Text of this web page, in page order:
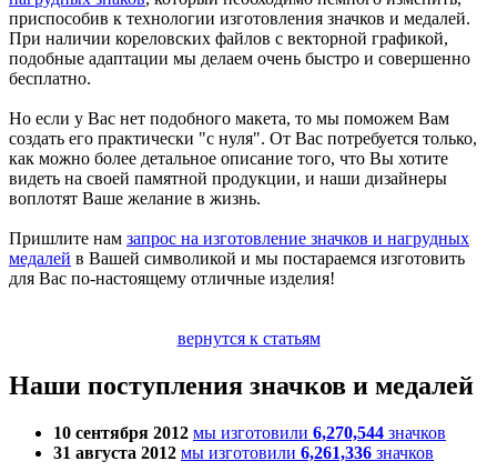
приспособив к технологии изготовления значков и медалей.
При наличии кореловских файлов с векторной графикой,
подобные адаптации мы делаем очень быстро и совершенно
бесплатно.
Но если у Вас нет подобного макета, то мы поможем Вам
создать его практически "с нуля". От Вас потребуется только,
как можно более детальное описание того, что Вы хотите
видеть на своей памятной продукции, и наши дизайнеры
воплотят Ваше желание в жизнь.
Пришлите нам запрос на изготовление значков и нагрудных
медалей в Вашей символикой и мы постараемся изготовить
для Вас по-настоящему отличные изделия!
вернутся к статьям
Наши поступления значков и медалей
10 сентября 2012 мы изготовили 6,270,544 значков
31 августа 2012 мы изготовили 6,261,336 значков